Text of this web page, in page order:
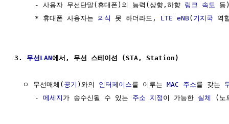
     - 사용자 무선단말(휴대폰)의 능력(상향,하향
링크 속도
등
     * 휴대폰 사용자는
의식 못 하더라도, LTE eNB( 기지국 역
3. 무선LAN에서, 무선 스테이션 (STA, Station)
  ㅇ 무선매체(
공기 )와의 인터페이스를 이루는 MAC 주소를 갖는
     -
메세지 가 송수신될 수 있는 주소 지정 이 가능한 실체 (노